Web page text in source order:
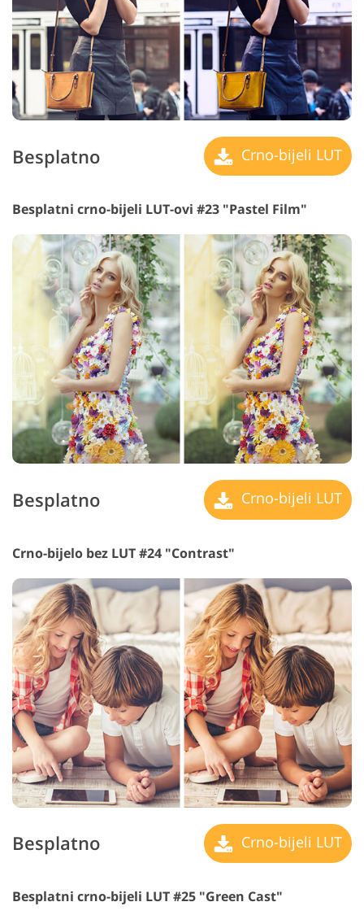
Besplatno Crno-bijeli LUT
Besplatni crno-bijeli LUT-ovi #23 "Pastel Film"
Besplatno Crno-bijeli LUT
Crno-bijelo bez LUT #24 "Contrast"
Besplatno Crno-bijeli LUT
Besplatni crno-bijeli LUT #25 "Green Cast"